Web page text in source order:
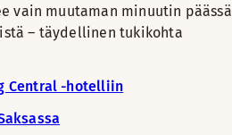
vain muutaman minuutin päässä
– täydellinen tukikohta
Central -hotelliin